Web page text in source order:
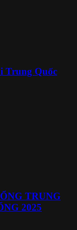
Trung Quốc
TRUNG
2025